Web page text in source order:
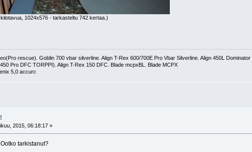
1024x576 - tarkasteltu 742 kertaa.)
rescue). Goblin 700 vbar silverline. Align T-Rex 600/700E Pro Vbar Silverline. Align 450L
Pro DFC TORPPI). Align T-Rex 150 DFC. Blade mcpxBL. Blade MCPX
5,0 accurc
2015, 06:18:17 »
tarkistanut?